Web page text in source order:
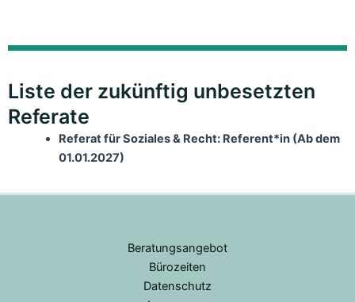
Liste der zukünftig unbesetzten
Referate
Referat für Soziales & Recht: Referent*in (Ab dem
01.01.2027)
Beratungsangebot
Bürozeiten
Datenschutz